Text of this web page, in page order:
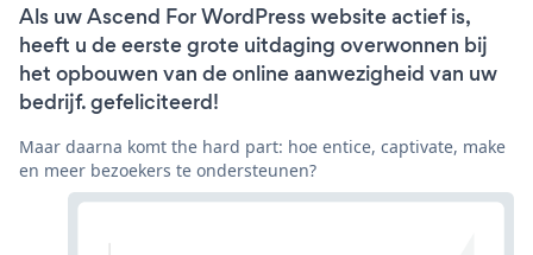
Als uw Ascend For WordPress website actief is,
heeft u de eerste grote uitdaging overwonnen bij
het opbouwen van de online aanwezigheid van uw
bedrijf. gefeliciteerd!
Maar daarna komt the hard part: hoe entice, captivate, make
en meer bezoekers te ondersteunen?